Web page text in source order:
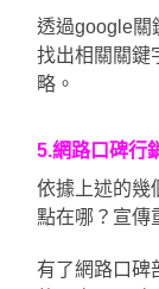
透過google關
找出相關關鍵
略。
5.網路口碑行
依據上述的幾
點在哪？宣傳
有了網路口碑